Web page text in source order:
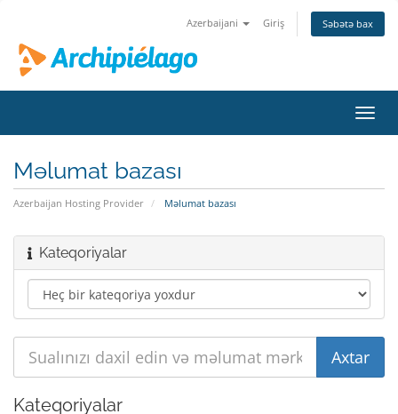
Azerbaijani Giriş Səbətə bax
keçid
Məlumat bazası
Azerbaijan Hosting Provider Məlumat bazası
Kateqoriyalar
Kateqoriyalar